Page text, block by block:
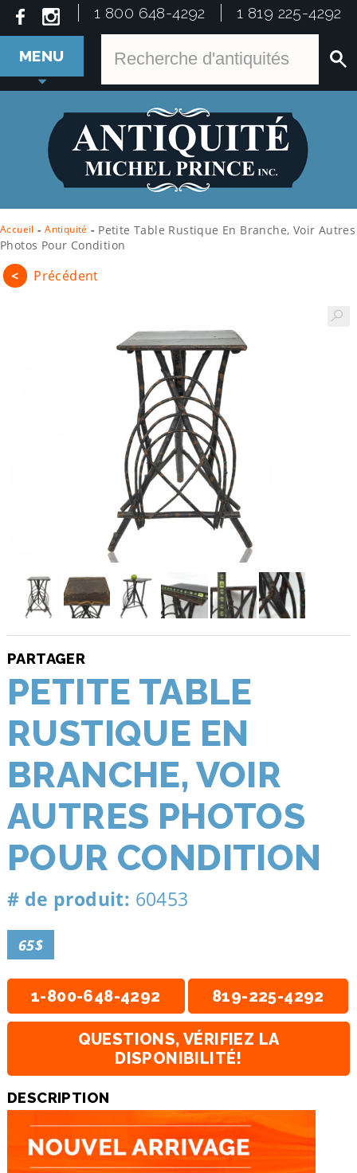
1 800 648-4292 1 819 225-4292
MENU
Accueil - Antiquité - Petite Table Rustique En Branche, Voir Autres
Photos Pour Condition
< Précédent
PARTAGER
PETITE TABLE
RUSTIQUE EN
BRANCHE, VOIR
AUTRES PHOTOS
POUR CONDITION
# de produit: 60453
65$
1-800-648-4292 819-225-4292
QUESTIONS, VÉRIFIEZ LA
DISPONIBILITÉ!
DESCRIPTION